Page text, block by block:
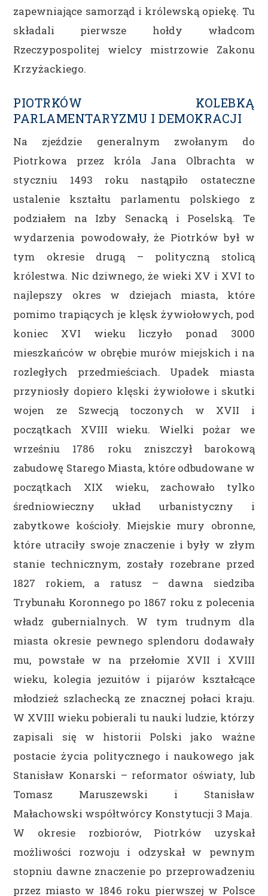
zapewniające samorząd i królewską opiekę. Tu
składali pierwsze hołdy władcom
Rzeczypospolitej wielcy mistrzowie Zakonu
Krzyżackiego.
PIOTRKÓW KOLEBKĄ
PARLAMENTARYZMU I DEMOKRACJI
Na zjeździe generalnym zwołanym do
Piotrkowa przez króla Jana Olbrachta w
styczniu 1493 roku nastąpiło ostateczne
ustalenie kształtu parlamentu polskiego z
podziałem na Izby Senacką i Poselską. Te
wydarzenia powodowały, że Piotrków był w
tym okresie drugą – polityczną stolicą
królestwa. Nic dziwnego, że wieki XV i XVI to
najlepszy okres w dziejach miasta, które
pomimo trapiących je klęsk żywiołowych, pod
koniec XVI wieku liczyło ponad 3000
mieszkańców w obrębie murów miejskich i na
rozległych przedmieściach. Upadek miasta
przyniosły dopiero klęski żywiołowe i skutki
wojen ze Szwecją toczonych w XVII i
początkach XVIII wieku. Wielki pożar we
wrześniu 1786 roku zniszczył barokową
zabudowę Starego Miasta, które odbudowane w
początkach XIX wieku, zachowało tylko
średniowieczny układ urbanistyczny i
zabytkowe kościoły. Miejskie mury obronne,
które utraciły swoje znaczenie i były w złym
stanie technicznym, zostały rozebrane przed
1827 rokiem, a ratusz – dawna siedziba
Trybunału Koronnego po 1867 roku z polecenia
władz gubernialnych. W tym trudnym dla
miasta okresie pewnego splendoru dodawały
mu, powstałe w na przełomie XVII i XVIII
wieku, kolegia jezuitów i pijarów kształcące
młodzież szlachecką ze znacznej połaci kraju.
W XVIII wieku pobierali tu nauki ludzie, którzy
zapisali się w historii Polski jako ważne
postacie życia politycznego i naukowego jak
Stanisław Konarski – reformator oświaty, lub
Tomasz Maruszewski i Stanisław
Małachowski współtwórcy Konstytucji 3 Maja.
W okresie rozbiorów, Piotrków uzyskał
możliwości rozwoju i odzyskał w pewnym
stopniu dawne znaczenie po przeprowadzeniu
przez miasto w 1846 roku pierwszej w Polsce